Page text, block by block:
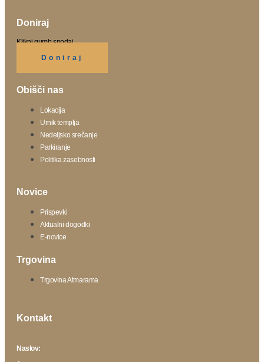
Doniraj
Klikni gumb spodaj.
Doniraj
Obišči nas
Lokacija
Urnik templja
Nedeljsko srečanje
Parkiranje
Politika zasebnosti
Novice
Prispevki
Aktualni dogodki
E-novice
Trgovina
Trgovina Atmarama
Kontakt
Naslov: